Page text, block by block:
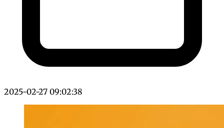
2025-02-27 09:02:38